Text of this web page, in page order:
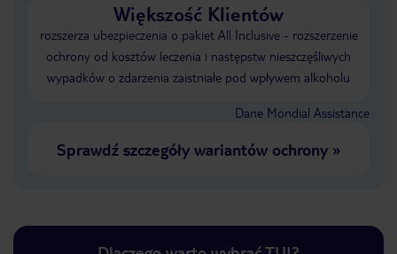
Większość Klientów
rozszerza ubezpieczenia o pakiet All Inclusive - rozszerzenie
ochrony od kosztów leczenia i następstw nieszczęśliwych
wypadków o zdarzenia zaistniałe pod wpływem alkoholu
Dane Mondial Assistance
Sprawdź szczegóły wariantów ochrony»